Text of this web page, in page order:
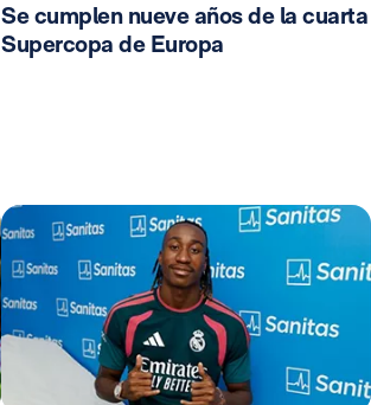
Se cumplen nueve años de la cuarta
Supercopa de Europa